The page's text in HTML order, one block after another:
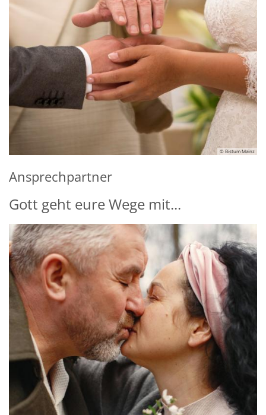
© Bistum Mainz
Ansprechpartner
Gott geht eure Wege mit...